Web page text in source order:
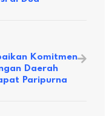
Komitmen
Daerah
Paripurna